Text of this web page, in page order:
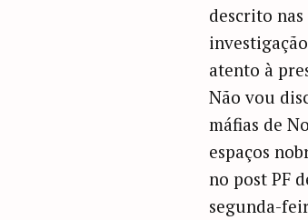
descrito
atento à
Não vou
máfias de
espaços
no post PF
segunda-